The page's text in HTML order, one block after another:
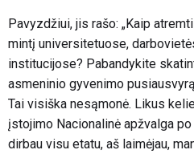
Pavyzdžiui, jis rašo: „Kaip
mintį universitetuose,
institucijose? Pabandykite
asmeninio gyvenimo
Tai visiška nesąmonė. Likus
įstojimo Nacionalinė apžvalga po
dirbau visu etatu, aš laimėjau,